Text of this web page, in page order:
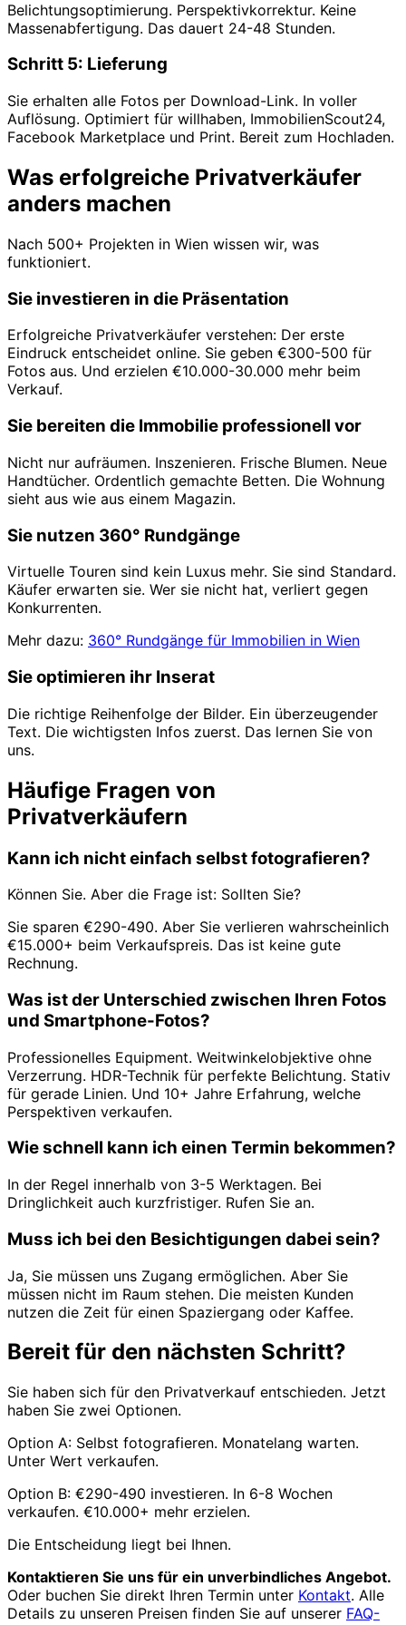
Belichtungsoptimierung. Perspektivkorrektur. Keine
Massenabfertigung. Das dauert 24-48 Stunden.
Schritt 5: Lieferung
Sie erhalten alle Fotos per Download-Link. In voller
Auflösung. Optimiert für willhaben, ImmobilienScout24,
Facebook Marketplace und Print. Bereit zum Hochladen.
Was erfolgreiche Privatverkäufer
anders machen
Nach 500+ Projekten in Wien wissen wir, was
funktioniert.
Sie investieren in die Präsentation
Erfolgreiche Privatverkäufer verstehen: Der erste
Eindruck entscheidet online. Sie geben €300-500 für
Fotos aus. Und erzielen €10.000-30.000 mehr beim
Verkauf.
Sie bereiten die Immobilie professionell vor
Nicht nur aufräumen. Inszenieren. Frische Blumen. Neue
Handtücher. Ordentlich gemachte Betten. Die Wohnung
sieht aus wie aus einem Magazin.
Sie nutzen 360° Rundgänge
Virtuelle Touren sind kein Luxus mehr. Sie sind Standard.
Käufer erwarten sie. Wer sie nicht hat, verliert gegen
Konkurrenten.
Mehr dazu: 360° Rundgänge für Immobilien in Wien
Sie optimieren ihr Inserat
Die richtige Reihenfolge der Bilder. Ein überzeugender
Text. Die wichtigsten Infos zuerst. Das lernen Sie von
uns.
Häufige Fragen von
Privatverkäufern
Kann ich nicht einfach selbst fotografieren?
Können Sie. Aber die Frage ist: Sollten Sie?
Sie sparen €290-490. Aber Sie verlieren wahrscheinlich
€15.000+ beim Verkaufspreis. Das ist keine gute
Rechnung.
Was ist der Unterschied zwischen Ihren Fotos
und Smartphone-Fotos?
Professionelles Equipment. Weitwinkelobjektive ohne
Verzerrung. HDR-Technik für perfekte Belichtung. Stativ
für gerade Linien. Und 10+ Jahre Erfahrung, welche
Perspektiven verkaufen.
Wie schnell kann ich einen Termin bekommen?
In der Regel innerhalb von 3-5 Werktagen. Bei
Dringlichkeit auch kurzfristiger. Rufen Sie an.
Muss ich bei den Besichtigungen dabei sein?
Ja, Sie müssen uns Zugang ermöglichen. Aber Sie
müssen nicht im Raum stehen. Die meisten Kunden
nutzen die Zeit für einen Spaziergang oder Kaffee.
Bereit für den nächsten Schritt?
Sie haben sich für den Privatverkauf entschieden. Jetzt
haben Sie zwei Optionen.
Option A: Selbst fotografieren. Monatelang warten.
Unter Wert verkaufen.
Option B: €290-490 investieren. In 6-8 Wochen
verkaufen. €10.000+ mehr erzielen.
Die Entscheidung liegt bei Ihnen.
Kontaktieren Sie uns für ein unverbindliches Angebot.
Oder buchen Sie direkt Ihren Termin unter Kontakt. Alle
Details zu unseren Preisen finden Sie auf unserer FAQ-